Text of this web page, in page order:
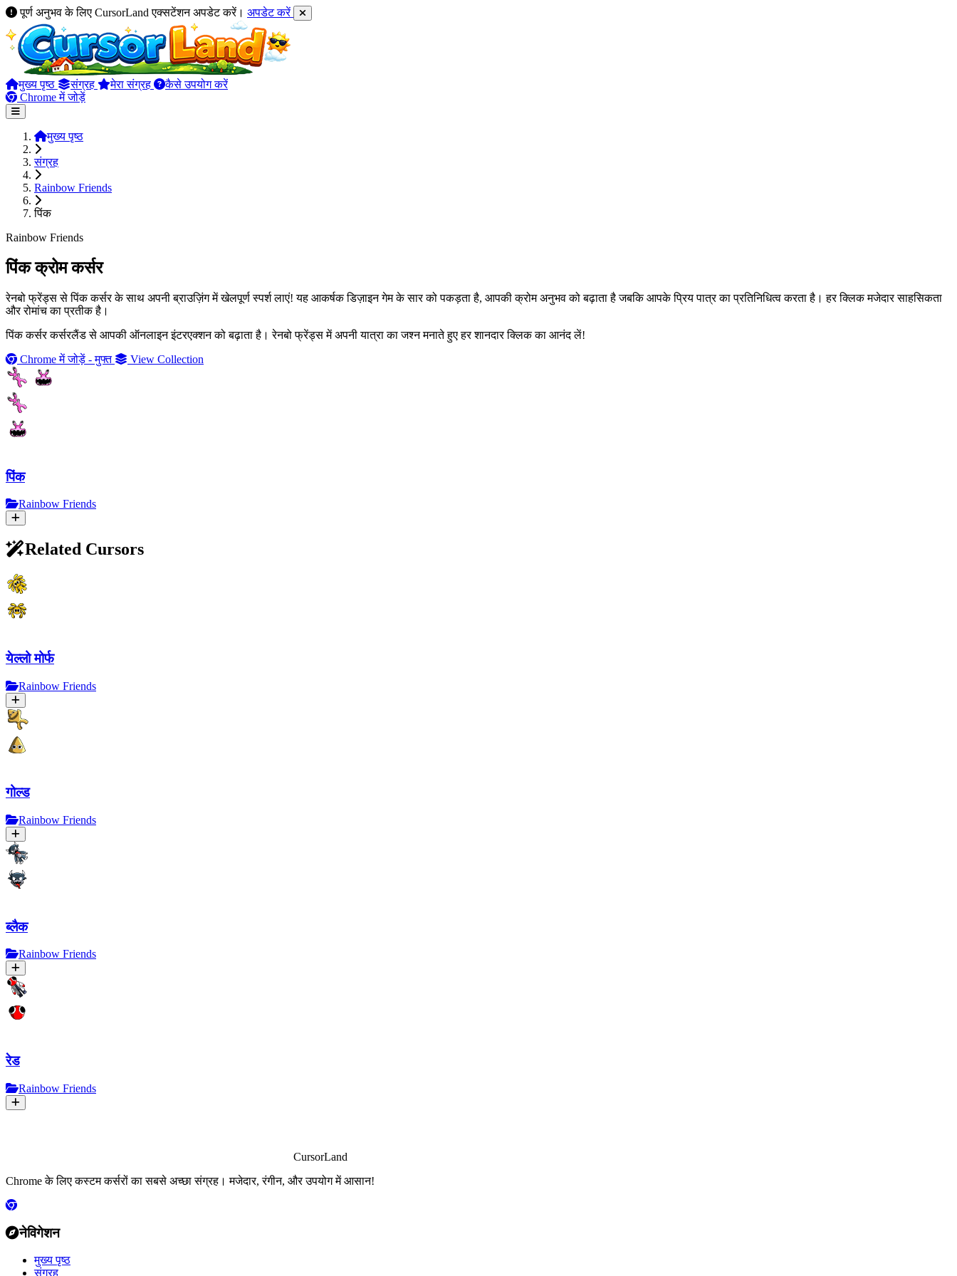
पूर्ण अनुभव के लिए CursorLand एक्सटेंशन अपडेट करें। अपडेट करें
मुख्य पृष्ठ संग्रह मेरा संग्रह
कैसे उपयोग करें
Chrome में जोड़ें
मुख्य पृष्ठ
संग्रह
Rainbow Friends
पिंक
Rainbow Friends
पिंक क्रोम कर्सर
रेनबो फ्रेंड्स से पिंक कर्सर के साथ अपनी ब्राउज़िंग में खेलपूर्ण स्पर्श लाएं! यह आकर्षक डिज़ाइन गेम के सार को पकड़ता है, आपकी क्रोम अनुभव को बढ़ाता है जबकि आपके प्रिय पात्र का प्रतिनिधित्व करता है। हर क्लिक मजेदार साहसिकता
और रोमांच का प्रतीक है।
पिंक कर्सर कर्सरलैंड से आपकी ऑनलाइन इंटरएक्शन को बढ़ाता है। रेनबो फ्रेंड्स में अपनी यात्रा का जश्न मनाते हुए हर शानदार क्लिक का आनंद लें!
Chrome में जोड़ें - मुफ्त
View Collection
पिंक
Rainbow Friends
Related Cursors
येल्लो मोर्फ
Rainbow Friends
गोल्ड
Rainbow Friends
ब्लैक
Rainbow Friends
रेड
Rainbow Friends
CursorLand
Chrome के लिए कस्टम कर्सरों का सबसे अच्छा संग्रह। मजेदार, रंगीन, और उपयोग में आसान!
नेविगेशन
मुख्य पृष्ठ
संग्रह